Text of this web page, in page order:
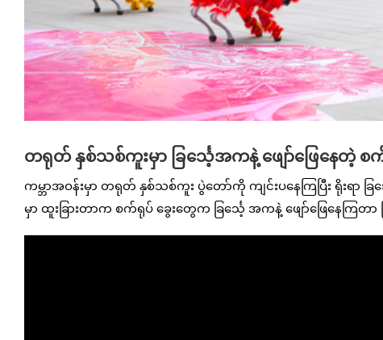
တရုတ် နှစ်သစ်ကူးမှာ ခြင်္သေ့အကနဲ့ ဖျော်ဖြေနေတဲ့ စ
ကမ္ဘာအဝန်းမှာ တရုတ် နှစ်သစ်ကူး ပွဲတော်ကို ကျင်းပနေကြပြီး ရိုးရာ
မှာ ထူးခြားတာက စက်ရုပ် ခွေးတွေက ခြင်္သေ့ အကနဲ့ ဖျော်ဖြေနေကြတ